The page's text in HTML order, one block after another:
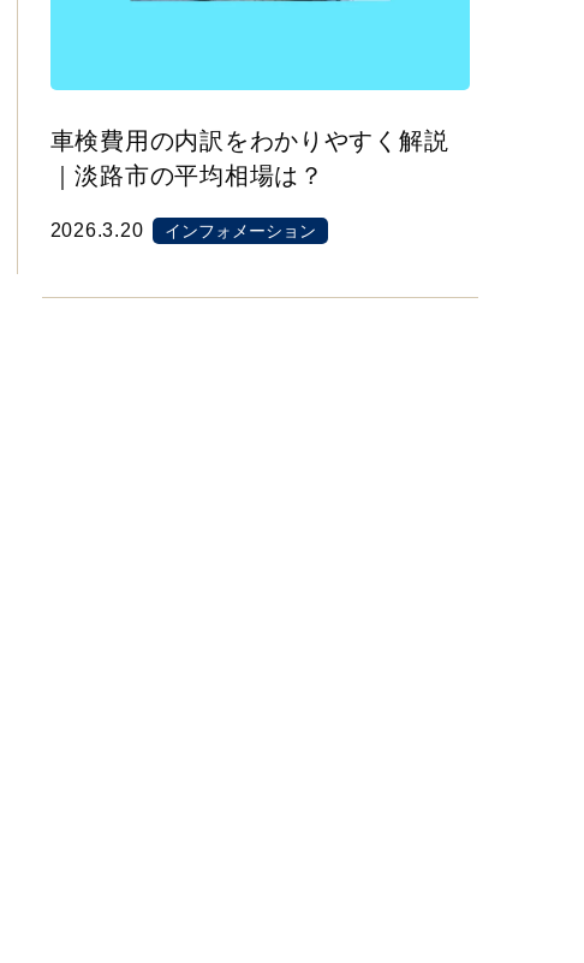
車検費用の内訳をわかりやすく解説
｜淡路市の平均相場は？
2026.3.20 インフォメーション